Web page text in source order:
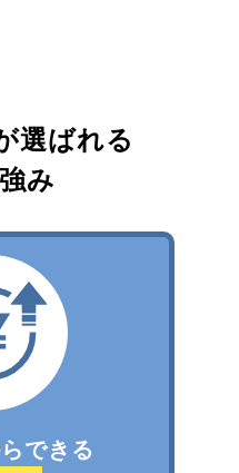
選ばれる
み
できる